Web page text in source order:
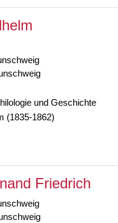
und Geschichte
(1835-1862)
Friedrich